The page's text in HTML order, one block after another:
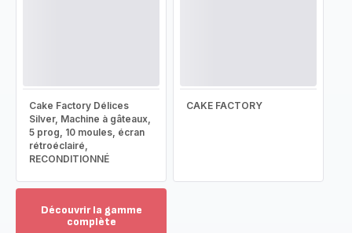
Cake Factory Délices
Silver, Machine à gâteaux,
5 prog, 10 moules, écran
rétroéclairé,
RECONDITIONNÉ
CAKE FACTORY
Découvrir la gamme
complète